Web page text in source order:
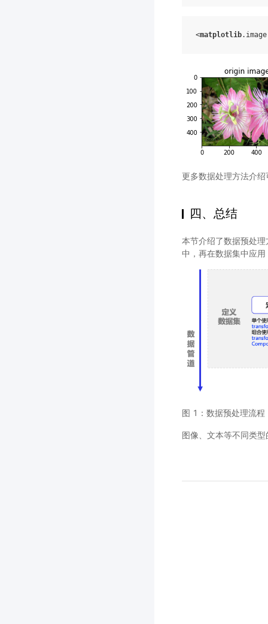
<matplotlib. image
更多数据处理方法介
四、总结
本节介绍了数据预处
中，再在数据集中应
图 1：数据预处理流程
图像、文本等不同类